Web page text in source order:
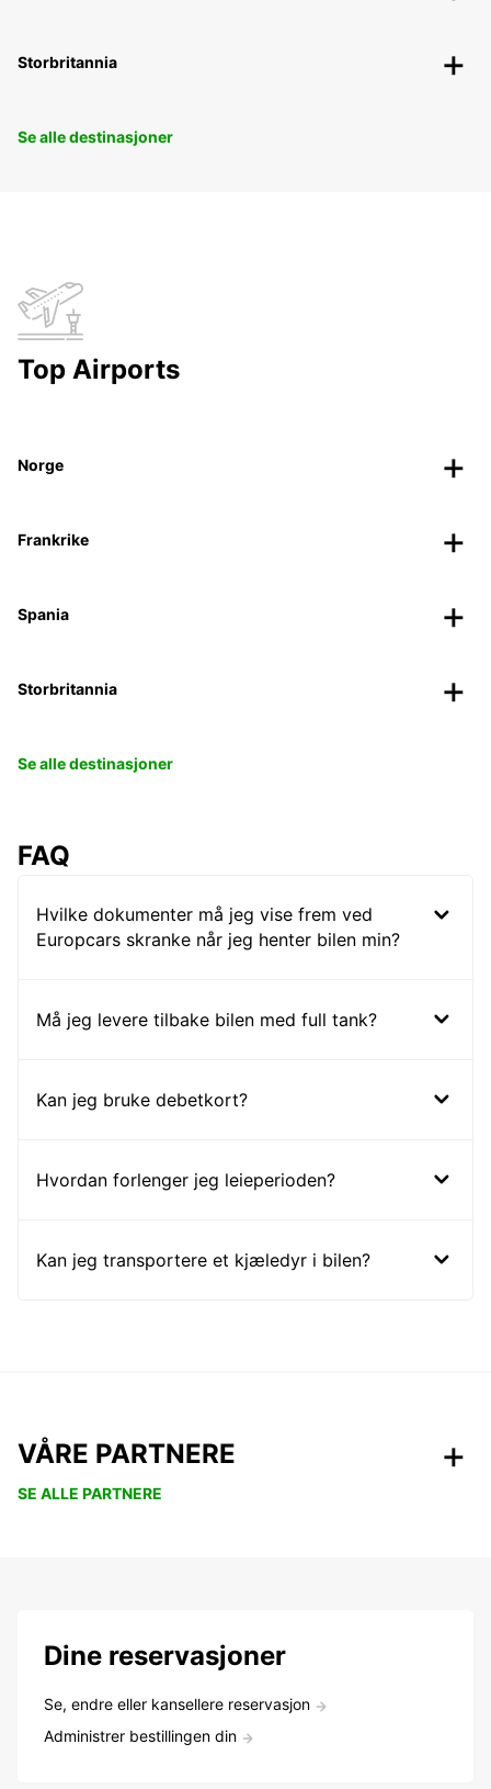
Storbritannia
Se alle destinasjoner
Top Airports
Norge
Frankrike
Spania
Storbritannia
Se alle destinasjoner
FAQ
Hvilke dokumenter må jeg vise frem ved
Europcars skranke når jeg henter bilen min?
Må jeg levere tilbake bilen med full tank?
Kan jeg bruke debetkort?
Hvordan forlenger jeg leieperioden?
Kan jeg transportere et kjæledyr i bilen?
VÅRE PARTNERE
SE ALLE PARTNERE
Dine reservasjoner
Se, endre eller kansellere reservasjon
Administrer bestillingen din